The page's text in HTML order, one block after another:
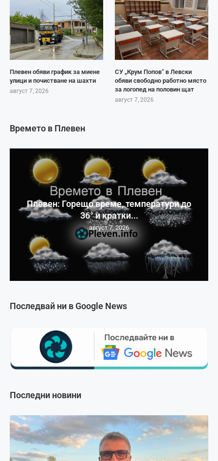
Последвай ни в Google News
Последни новини
Плевен обяви график за миене
улици и почистване на шахти
август 7, 2026
СУ „Крум Попов“ в Левски
обяви свободно работно място
за логопед на половин щат
август 7, 2026
Времето в Плевен
Плевен: Горещо време, температури до
36° и кратки...
август 7, 2026